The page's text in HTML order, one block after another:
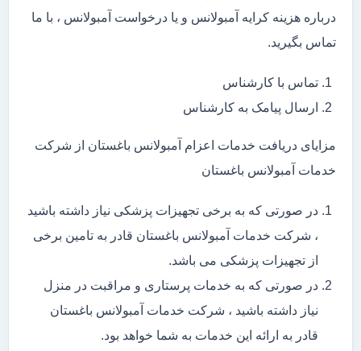
درباره هزینه کرایه آمبولانس و یا درخواست آمبولانس ، با ما
تماس بگیرید.
تماس با کارشناس
ارسال پیامک به کارشناس
مزایای دریافت خدمات اعزام آمبولانس باغستان از شرکت
خدمات آمبولانس باغستان
در صورتی که به برخی تجهیزات پزشکی نیاز داشته باشید
، شرکت خدمات آمبولانس باغستان قادر به تامین برخی
از تجهیزات پزشکی می باشد.
در صورتی که به خدمات پرستاری و مراقبت در منزل
نیاز داشته باشید ، شرکت خدمات آمبولانس باغستان
قادر به ارائه این خدمات به شما خواهد بود.